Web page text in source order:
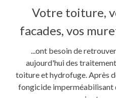
Votre toiture,
facades, vos
...ont besoin de
aujourd'hui des
toiture et hydrofuge. Après
fongicide